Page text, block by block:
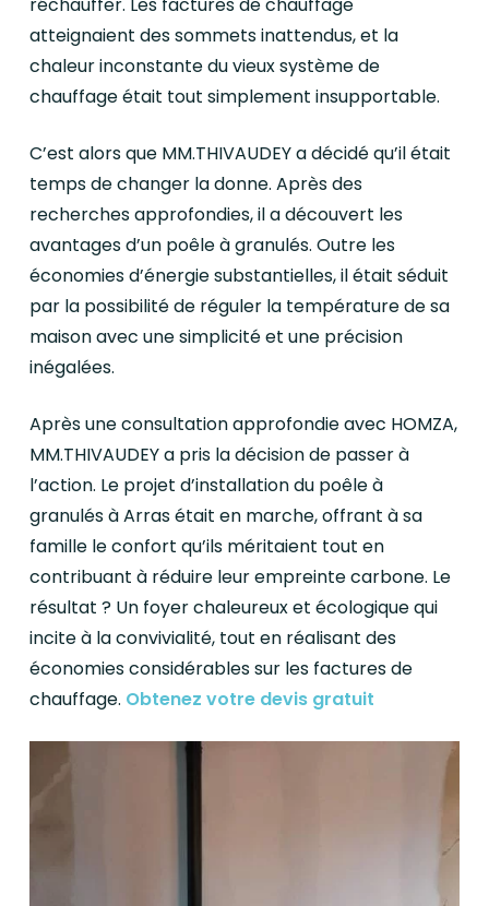
réchauffer. Les factures de chauffage
atteignaient des sommets inattendus, et la
chaleur inconstante du vieux système de
chauffage était tout simplement insupportable.
C’est alors que MM.THIVAUDEY a décidé qu’il était
temps de changer la donne. Après des
recherches approfondies, il a découvert les
avantages d’un poêle à granulés. Outre les
économies d’énergie substantielles, il était séduit
par la possibilité de réguler la température de sa
maison avec une simplicité et une précision
inégalées.
Après une consultation approfondie avec HOMZA,
MM.THIVAUDEY a pris la décision de passer à
l’action. Le projet d’installation du poêle à
granulés à Arras était en marche, offrant à sa
famille le confort qu’ils méritaient tout en
contribuant à réduire leur empreinte carbone. Le
résultat ? Un foyer chaleureux et écologique qui
incite à la convivialité, tout en réalisant des
économies considérables sur les factures de
chauffage. Obtenez votre devis gratuit